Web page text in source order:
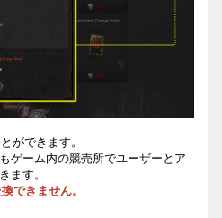
ができます。
ゲーム内の競売所でユーザーとア
ます。
できません。